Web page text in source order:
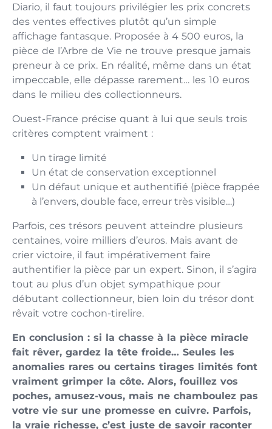
Diario, il faut toujours privilégier les prix concrets
des ventes effectives plutôt qu’un simple
affichage fantasque. Proposée à 4 500 euros, la
pièce de l’Arbre de Vie ne trouve presque jamais
preneur à ce prix. En réalité, même dans un état
impeccable, elle dépasse rarement… les 10 euros
dans le milieu des collectionneurs.
Ouest-France précise quant à lui que seuls trois
critères comptent vraiment :
Un tirage limité
Un état de conservation exceptionnel
Un défaut unique et authentifié (pièce frappée
à l’envers, double face, erreur très visible…)
Parfois, ces trésors peuvent atteindre plusieurs
centaines, voire milliers d’euros. Mais avant de
crier victoire, il faut impérativement faire
authentifier la pièce par un expert. Sinon, il s’agira
tout au plus d’un objet sympathique pour
débutant collectionneur, bien loin du trésor dont
rêvait votre cochon-tirelire.
En conclusion : si la chasse à la pièce miracle
fait rêver, gardez la tête froide… Seules les
anomalies rares ou certains tirages limités font
vraiment grimper la côte. Alors, fouillez vos
poches, amusez-vous, mais ne chamboulez pas
votre vie sur une promesse en cuivre. Parfois,
la vraie richesse, c’est juste de savoir raconter